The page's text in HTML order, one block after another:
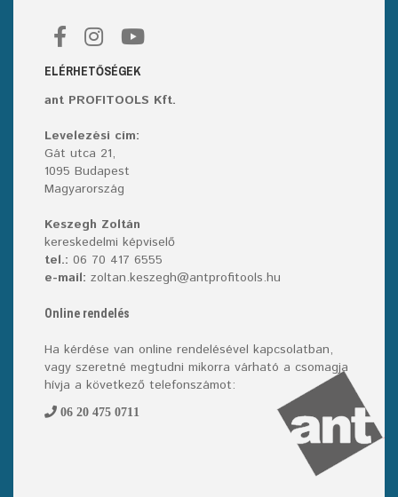
ELÉRHETŐSÉGEK
ant PROFITOOLS Kft.
Levelezési cím:
Gát utca 21,
1095 Budapest
Magyarország
Keszegh Zoltán
kereskedelmi képviselő
tel.: 06 70 417 6555
e-mail: zoltan.keszegh@antprofitools.hu
Online rendelés
Ha kérdése van online rendelésével kapcsolatban,
vagy szeretné megtudni mikorra várható a csomagja
hívja a következő telefonszámot:
06 20 475 0711